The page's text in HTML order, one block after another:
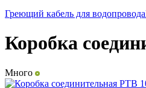
Греющий кабель для водопровода
Коробка
Много